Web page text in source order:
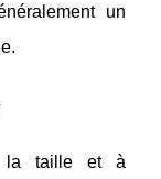
un
la taille et à